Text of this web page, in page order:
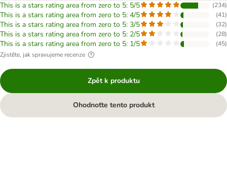
This is a stars rating area from zero to 5: 5/5 (234)
This is a stars rating area from zero to 5: 4/5 (41)
This is a stars rating area from zero to 5: 3/5 (32)
This is a stars rating area from zero to 5: 2/5 (28)
This is a stars rating area from zero to 5: 1/5 (45)
Zjistěte, jak spravujeme recenze
Zpět k produktu
Ohodnoťte tento produkt